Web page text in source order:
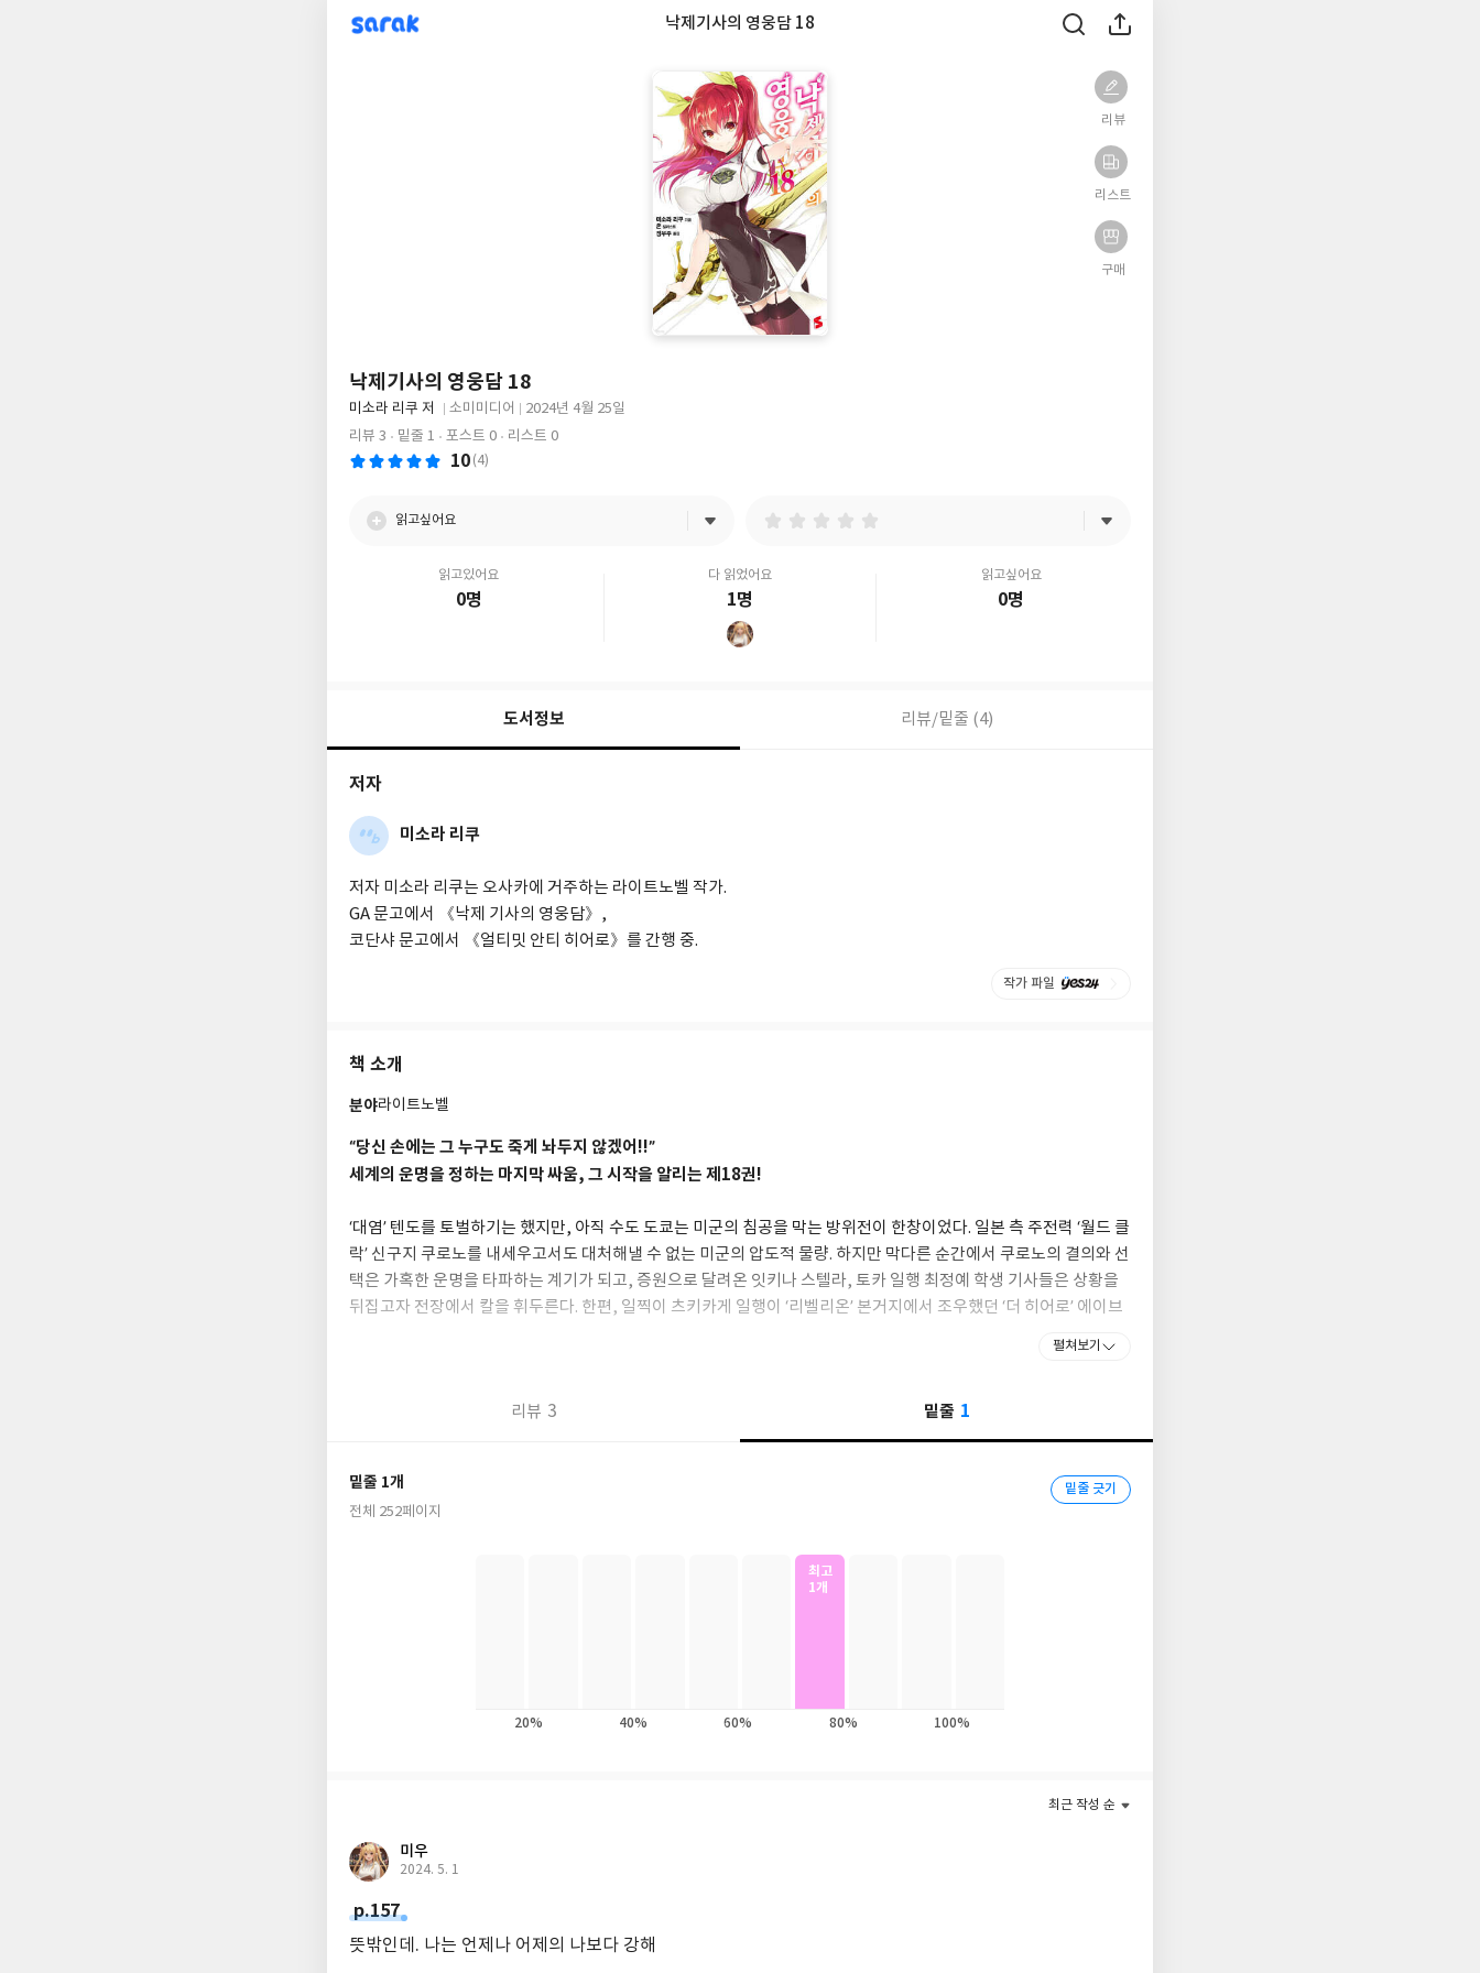
sarak 낙제기사의 영웅담 18
리뷰
리스트
구매
낙제기사의 영웅담 18
글
쓴
미소라 리쿠 저
출
판
사
소미미디어
출
판
2024년 4월 25일
리뷰 3
밑줄 1 포스트 0 리스트 0
10 (4)
읽고싶어요
읽고있어요
0명
다 읽었어요
1명
읽고싶어요
0명
도서정보 리뷰/밑줄 (4)
저자
미소라 리쿠
저자 미소라 리쿠는 오사카에 거주하는 라이트노벨 작가.
GA 문고에서 《낙제 기사의 영웅담》,
코단샤 문고에서 《얼티밋 안티 히어로》를 간행 중.
작가 파일
책 소개
분야라이트노벨
“당신 손에는 그 누구도 죽게 놔두지 않겠어!!”
세계의 운명을 정하는 마지막 싸움, 그 시작을 알리는 제18권!
‘대염’ 텐도를 토벌하기는 했지만, 아직 수도 도쿄는 미군의 침공을 막는 방위전이 한창이었다. 일본 측 주전력 ‘월드 클
락’ 신구지 쿠로노를 내세우고서도 대처해낼 수 없는 미군의 압도적 물량. 하지만 막다른 순간에서 쿠로노의 결의와 선
택은 가혹한 운명을 타파하는 계기가 되고, 증원으로 달려온 잇키나 스텔라, 토카 일행 최정예 학생 기사들은 상황을
뒤집고자 전장에서 칼을 휘두른다. 한편, 일찍이 츠키카게 일행이 ‘리벨리온’ 본거지에서 조우했던 ‘더 히어로’ 에이브
펼쳐보기
리뷰 3 밑줄 1
밑줄 1개
전체 252페이지
밑줄 긋기
최고
1개
20% 40% 60% 80% 100%
최근 작성 순
미우
2024. 5. 1
p.157
뜻밖인데. 나는 언제나 어제의 나보다 강해